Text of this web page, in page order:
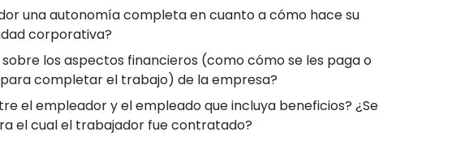
una autonomía completa en cuanto a cómo hace su
corporativa?
los aspectos financieros (como cómo se les paga o
completar el trabajo) de la empresa?
el empleador y el empleado que incluya beneficios? ¿Se
el cual el trabajador fue contratado?